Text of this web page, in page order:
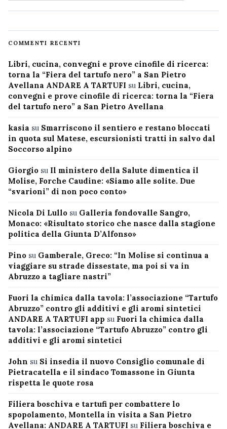
COMMENTI RECENTI
Libri, cucina, convegni e prove cinofile di ricerca:
torna la “Fiera del tartufo nero” a San Pietro
Avellana ANDARE A TARTUFI su Libri, cucina,
convegni e prove cinofile di ricerca: torna la “Fiera
del tartufo nero” a San Pietro Avellana
kasia su Smarriscono il sentiero e restano bloccati
in quota sul Matese, escursionisti tratti in salvo dal
Soccorso alpino
Giorgio su Il ministero della Salute dimentica il
Molise, Forche Caudine: «Siamo alle solite. Due
“svarioni” di non poco conto»
Nicola Di Lullo su Galleria fondovalle Sangro,
Monaco: «Risultato storico che nasce dalla stagione
politica della Giunta D’Alfonso»
Pino su Gamberale, Greco: “In Molise si continua a
viaggiare su strade dissestate, ma poi si va in
Abruzzo a tagliare nastri”
Fuori la chimica dalla tavola: l’associazione “Tartufo
Abruzzo” contro gli additivi e gli aromi sintetici
ANDARE A TARTUFI app su Fuori la chimica dalla
tavola: l’associazione “Tartufo Abruzzo” contro gli
additivi e gli aromi sintetici
John su Si insedia il nuovo Consiglio comunale di
Pietracatella e il sindaco Tomassone in Giunta
rispetta le quote rosa
Filiera boschiva e tartufi per combattere lo
spopolamento, Montella in visita a San Pietro
Avellana: ANDARE A TARTUFI su Filiera boschiva e